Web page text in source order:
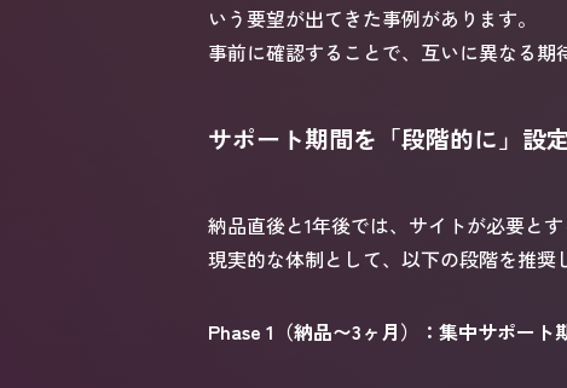
いう要望が出てきた事例があります。
事前に確認することで、互いに異なる期
サポート期間を「段階的に」設
納品直後と1年後では、サイトが必要と
現実的な体制として、以下の段階を推奨
Phase 1（納品〜3ヶ月）：集中サポート